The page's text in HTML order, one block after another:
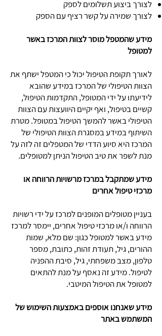
לצורך ביצוע תשלומים לספק
לצורך שמירה על קשר רציף עם הספק
מידע שהמטפל מוסר לצוות המרכז באשר
למטופל
לאורך תקופת הטיפול יכול כי המטפל ישתף את
הצוות הטיפולי של המרכז במידע שהובא
לידיעתו על ידי המטופל, התקדמות הטיפול,
קשיים בטיפול, ואף יקיים היוועצות עם הצוות
הטיפולי באשר להמשך הטיפול במטופל. מטרת
השיתוף במידע במסגרת הצוות הטיפולי של
המרכז היא סיוע הדדי של המטפלים זה לזה על
מנת לשפר את טיב הטיפול הניתן למטופלים.
מידע שמתקבל במרכז מרשויות הרווחה או
מרכזי טיפול אחרים
בעניין מטופלים המופנים למרכז על ידי רשויות
הרווחה ו/או מרכזי טיפול אחרים, יימסר למרכז
מידע באשר למטופל כגון: שם מלא, שמות
ההורים, גיל, תעודת זהות, כתובת, מספר
טלפון, מצב משפחתי, גיל, סיבת ההפניה
לטיפול. מידע זה נאסף על מנת להתאים
למטופל את הטיפול המיטבי.
מידע שאנחנו אוספים באמצעות השימוש של
המשתמש באתר